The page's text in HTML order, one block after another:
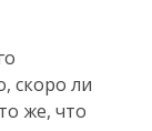
скоро ли
же, что